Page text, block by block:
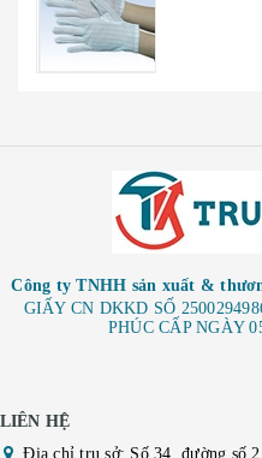
Công ty TNHH sản xuất &
GIẤY CN DKKD SỐ
PHÚC CẤP NGÀY
LIÊN HỆ
Địa chỉ trụ sở: Số 34, đường số